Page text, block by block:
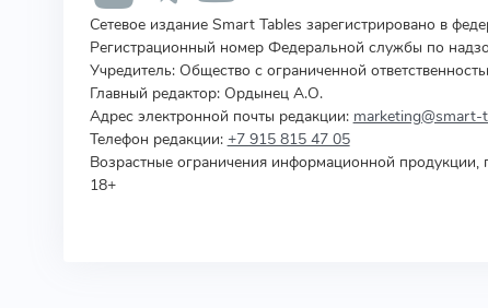
Сетевое издание Smart Tables зарегистрировано в
Регистрационный номер Федеральной службы по
Учредитель: Общество с ограниченной
Главный редактор: Ордынец А.О.
Адрес электронной почты редакции: marketing@smart-
Телефон редакции: +7 915 815 47 05
Возрастные ограничения информационной
18+